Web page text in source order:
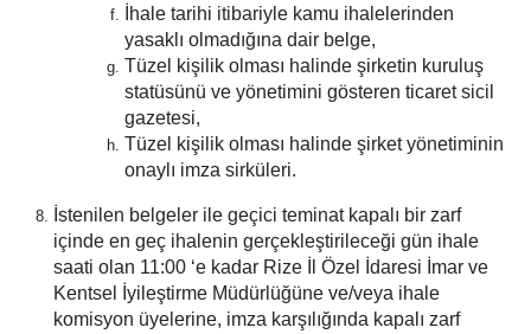
İhale tarihi itibariyle kamu ihalelerinden
yasaklı olmadığına dair belge,
Tüzel kişilik olması halinde şirketin kuruluş
statüsünü ve yönetimini gösteren ticaret sicil
gazetesi,
Tüzel kişilik olması halinde şirket yönetiminin
onaylı imza sirküleri.
İstenilen belgeler ile geçici teminat kapalı bir zarf
içinde en geç ihalenin gerçekleştirileceği gün ihale
saati olan 11:00 ‘e kadar Rize İl Özel İdaresi İmar ve
Kentsel İyileştirme Müdürlüğüne ve/veya ihale
komisyon üyelerine, imza karşılığında kapalı zarf